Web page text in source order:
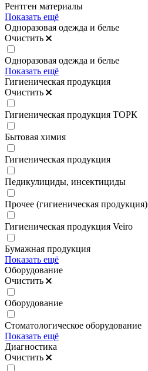
Рентген материалы
Показать ещё
Одноразовая одежда и белье
Очистить
Одноразовая одежда и белье
Показать ещё
Гигиеническая продукция
Очистить
Гигиеническая продукция ТОРК
Бытовая химия
Гигиеническая продукция
Педикулициды, инсектициды
Прочее (гигиеническая продукция)
Гигиеническая продукция Veiro
Бумажная продукция
Показать ещё
Оборудование
Очистить
Оборудование
Стоматологическое оборудование
Показать ещё
Диагностика
Очистить